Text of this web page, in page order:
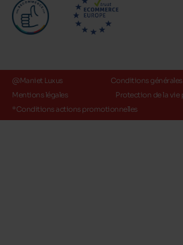
@Maniet Luxus
Conditions
Mentions légales
Protection de la vie
*Conditions actions promotionnelles